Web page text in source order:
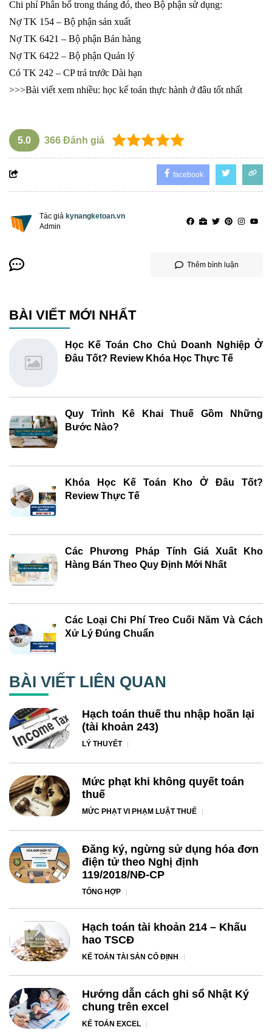
Chi phí Phân bổ trong tháng đó, theo Bộ phận sử dụng:
Nợ TK 154 – Bộ phận sản xuất
Nợ TK 6421 – Bộ phận Bán hàng
Nợ TK 6422 – Bộ phận Quản lý
Có TK 242 – CP trả trước Dài hạn
>>>Bài viết xem nhiều: học kế toán thực hành ở đâu tốt nhất
5.0 366 Đánh giá
facebook
Tác giả kynangketoan.vn
Admin
Thêm bình luận
BÀI VIẾT MỚI NHẤT
Học Kế Toán Cho Chủ Doanh Nghiệp Ở
Đâu Tốt? Review Khóa Học Thực Tế
Quy Trình Kê Khai Thuế Gồm Những
Bước Nào?
Khóa Học Kế Toán Kho Ở Đâu Tốt?
Review Thực Tế
Các Phương Pháp Tính Giá Xuất Kho
Hàng Bán Theo Quy Định Mới Nhất
Các Loại Chi Phí Treo Cuối Năm Và Cách
Xử Lý Đúng Chuẩn
BÀI VIẾT LIÊN QUAN
Hạch toán thuế thu nhập hoãn lại
(tài khoản 243)
LÝ THUYẾT
Mức phạt khi không quyết toán
thuế
MỨC PHẠT VI PHẠM LUẬT THUẾ
Đăng ký, ngừng sử dụng hóa đơn
điện tử theo Nghị định
119/2018/NĐ-CP
TỔNG HỢP
Hạch toán tài khoản 214 – Khấu
hao TSCĐ
KẾ TOÁN TÀI SẢN CỐ ĐỊNH
Hướng dẫn cách ghi sổ Nhật Ký
chung trên excel
KẾ TOÁN EXCEL